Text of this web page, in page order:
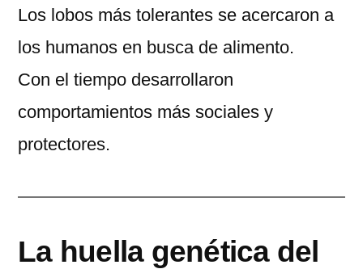
Los lobos más tolerantes se acercaron a
los humanos en busca de alimento.
Con el tiempo desarrollaron
comportamientos más sociales y
protectores.
La huella genética del